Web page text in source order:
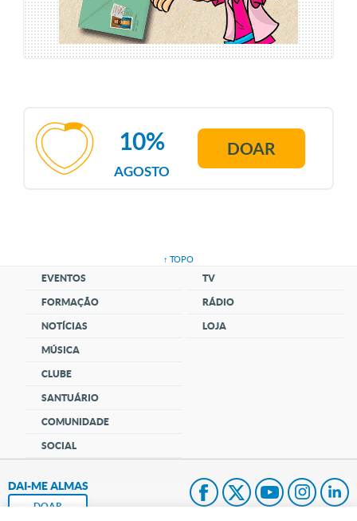
AGOSTO
10% DOAR
↑ TOPO
EVENTOS
FORMAÇÃO
NOTÍCIAS
MÚSICA
CLUBE
SANTUÁRIO
COMUNIDADE
SOCIAL
TV
RÁDIO
LOJA
DAI-ME ALMAS
DOAR